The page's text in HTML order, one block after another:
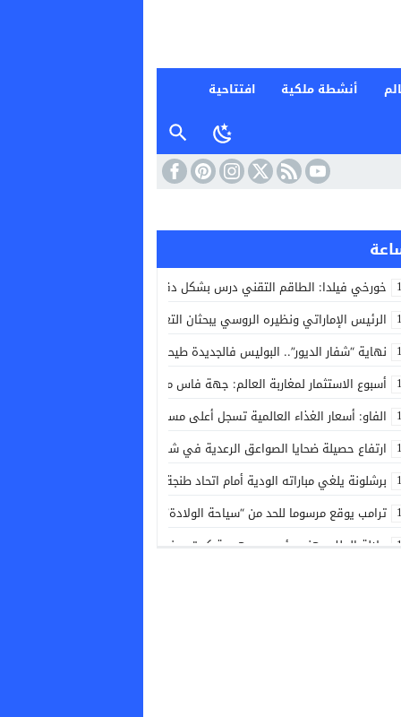
أنشطة ملكية افتتاحية
خورخي فيلدا: الطاقم التقني درس بشكل دقيق منتخب جنوب إفريقيا لتحقيق
الرئيس الإماراتي ونظيره الروسي يبحثان التعاون المشترك والتطورات
نهاية “شفار الديور”.. البوليس فالجديدة طيحو المبحوث عنه لي روع ساكنة
أسبوع الاستثمار لمغاربة العالم: جهة فاس مكناس تطلق دينامية جديدة لدعم
الفاو: أسعار الغذاء العالمية تسجل أعلى مستوى منذ 3 سنوات في يوليوز الماضي
ارتفاع حصيلة ضحايا الصواعق الرعدية في شرق الهند إلى 20 قتيلا
برشلونة يلغي مباراته الودية أمام اتحاد طنجة
ترامب يوقع مرسوما للحد من “سياحة الولادة” والحصول على الجنسية الأمريكية
جلالة الملك يهنئ رئيس جمهورية كوت ديفوار بمناسبة العيد الوطني لبلاده